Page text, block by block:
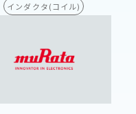
インダクタ(コイル)